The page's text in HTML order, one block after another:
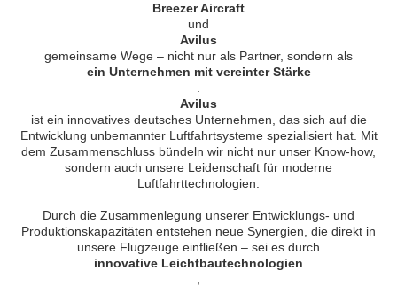
Breezer Aircraft
und
Avilus
gemeinsame Wege – nicht nur als Partner, sondern als
ein Unternehmen mit vereinter Stärke
Avilus
ist ein innovatives deutsches Unternehmen, das sich auf die
Entwicklung unbemannter Luftfahrtsysteme spezialisiert hat. Mit
dem Zusammenschluss bündeln wir nicht nur unser Know-how,
sondern auch unsere Leidenschaft für moderne
Luftfahrttechnologien.
Durch die Zusammenlegung unserer Entwicklungs- und
Produktionskapazitäten entstehen neue Synergien, die direkt in
unsere Flugzeuge einfließen – sei es durch
innovative Leichtbautechnologien